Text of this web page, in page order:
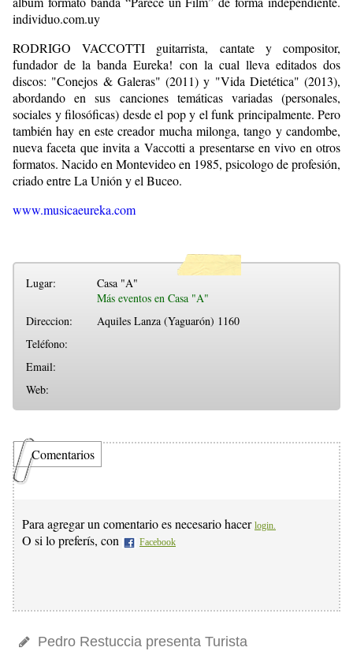
individuo.com.uy
RODRIGO VACCOTTI guitarrista, cantate y compositor,
fundador de la banda Eureka! con la cual lleva editados dos
discos: "Conejos & Galeras" (2011) y "Vida Dietética" (2013),
abordando en sus canciones temáticas variadas (personales,
sociales y filosóficas) desde el pop y el funk principalmente. Pero
también hay en este creador mucha milonga, tango y candombe,
nueva faceta que invita a Vaccotti a presentarse en vivo en otros
formatos. Nacido en Montevideo en 1985, psicologo de profesión,
criado entre La Unión y el Buceo.
www.musicaeureka.com
Lugar:
Casa "A"
Más eventos en Casa "A"
Direccion:
Aquiles Lanza (Yaguarón) 1160
Teléfono:
Email:
Web:
Comentarios
Para agregar un comentario es necesario hacer login.
O si lo preferís, con Facebook
Pedro Restuccia presenta Turista